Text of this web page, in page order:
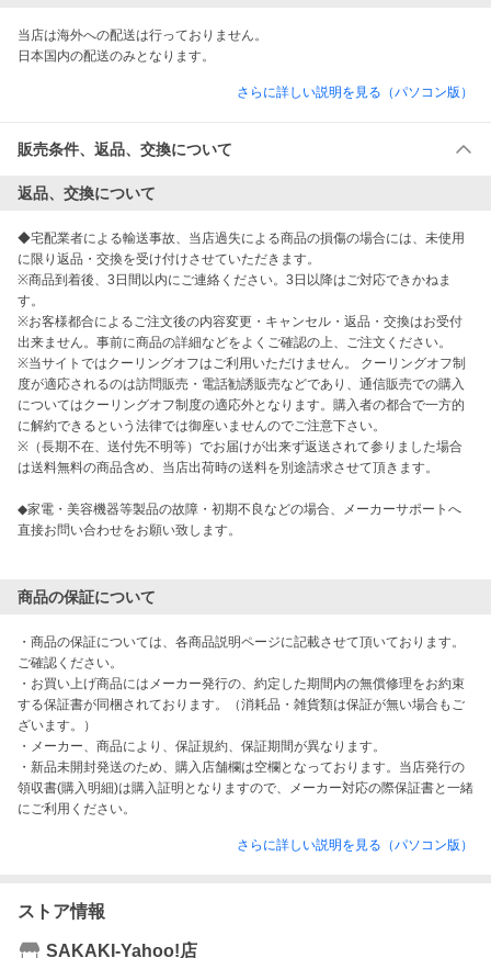
当店は海外への配送は行っておりません。
日本国内の配送のみとなります。
さらに詳しい説明を見る（パソコン版）
販売条件、返品、交換について
返品、交換について
◆宅配業者による輸送事故、当店過失による商品の損傷の場合には、未使用
に限り返品・交換を受け付けさせていただきます。
※商品到着後、3日間以内にご連絡ください。3日以降はご対応できかねま
す。
※お客様都合によるご注文後の内容変更・キャンセル・返品・交換はお受付
出来ません。事前に商品の詳細などをよくご確認の上、ご注文ください。
※当サイトではクーリングオフはご利用いただけません。 クーリングオフ制
度が適応されるのは訪問販売・電話勧誘販売などであり、通信販売での購入
についてはクーリングオフ制度の適応外となります。購入者の都合で一方的
に解約できるという法律では御座いませんのでご注意下さい。
※（長期不在、送付先不明等）でお届けが出来ず返送されて参りました場合
は送料無料の商品含め、当店出荷時の送料を別途請求させて頂きます。
◆家電・美容機器等製品の故障・初期不良などの場合、メーカーサポートへ
直接お問い合わせをお願い致します。
商品の保証について
・商品の保証については、各商品説明ページに記載させて頂いております。
ご確認ください。
・お買い上げ商品にはメーカー発行の、約定した期間内の無償修理をお約束
する保証書が同梱されております。（消耗品・雑貨類は保証が無い場合もご
ざいます。）
・メーカー、商品により、保証規約、保証期間が異なります。
・新品未開封発送のため、購入店舗欄は空欄となっております。当店発行の
領収書(購入明細)は購入証明となりますので、メーカー対応の際保証書と一緒
にご利用ください。
さらに詳しい説明を見る（パソコン版）
ストア情報
SAKAKI-Yahoo!店